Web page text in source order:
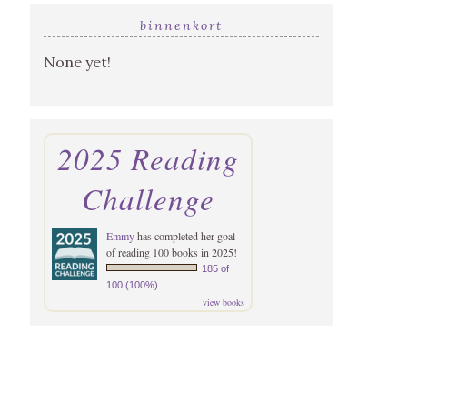
binnenkort
None yet!
2025 Reading
Challenge
Emmyhas completed her goal
of reading 100 books in 2025!
185 of
100 (100%)
view books